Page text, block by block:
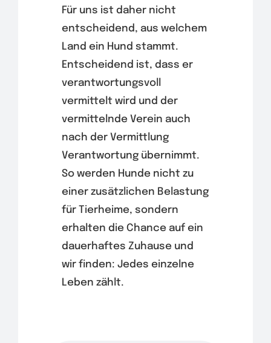
Für uns ist daher nicht
entscheidend, aus welchem
Land ein Hund stammt.
Entscheidend ist, dass er
verantwortungsvoll
vermittelt wird und der
vermittelnde Verein auch
nach der Vermittlung
Verantwortung übernimmt.
So werden Hunde nicht zu
einer zusätzlichen Belastung
für Tierheime, sondern
erhalten die Chance auf ein
dauerhaftes Zuhause und
wir finden: Jedes einzelne
Leben zählt.